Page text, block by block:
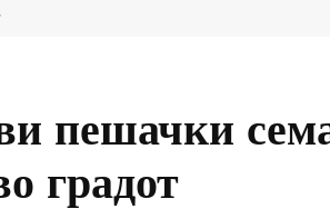
пешачки
градот